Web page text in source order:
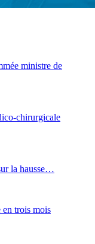
ministre de
chirurgicale
la hausse…
en trois mois